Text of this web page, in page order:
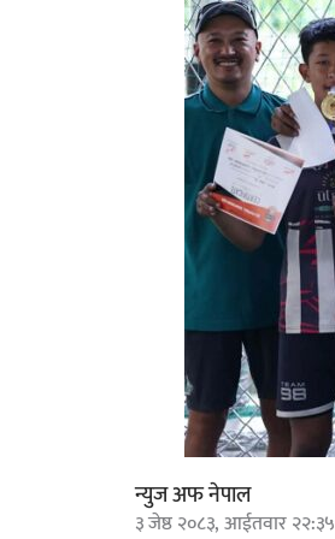
न्युज अफ नेपाल
३ जेष्ठ २०८३, आईतवार २२:३५